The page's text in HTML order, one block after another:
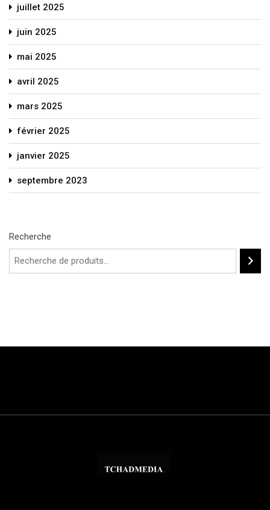
juillet 2025
juin 2025
mai 2025
avril 2025
mars 2025
février 2025
janvier 2025
septembre 2023
Recherche